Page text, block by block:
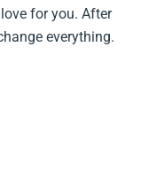
for you. After
everything.